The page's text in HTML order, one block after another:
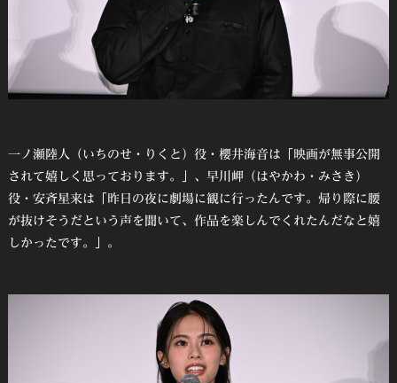
一ノ瀬陸人（いちのせ・りくと）役・櫻井海音は「映画が無事公開
されて嬉しく思っております。」、早川岬（はやかわ・みさき）
役・安斉星来は「昨日の夜に劇場に観に行ったんです。帰り際に腰
が抜けそうだという声を聞いて、作品を楽しんでくれたんだなと嬉
しかったです。」。